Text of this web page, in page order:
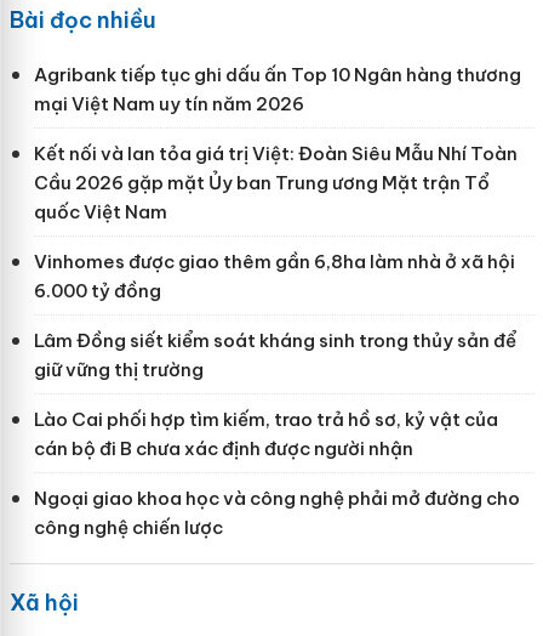
Bài đọc nhiều
Agribank tiếp tục ghi dấu ấn Top 10 Ngân hàng thương
mại Việt Nam uy tín năm 2026
Kết nối và lan tỏa giá trị Việt: Đoàn Siêu Mẫu Nhí Toàn
Cầu 2026 gặp mặt Ủy ban Trung ương Mặt trận Tổ
quốc Việt Nam
Vinhomes được giao thêm gần 6,8ha làm nhà ở xã hội
6.000 tỷ đồng
Lâm Đồng siết kiểm soát kháng sinh trong thủy sản để
giữ vững thị trường
Lào Cai phối hợp tìm kiếm, trao trả hồ sơ, kỷ vật của
cán bộ đi B chưa xác định được người nhận
Ngoại giao khoa học và công nghệ phải mở đường cho
công nghệ chiến lược
Xã hội